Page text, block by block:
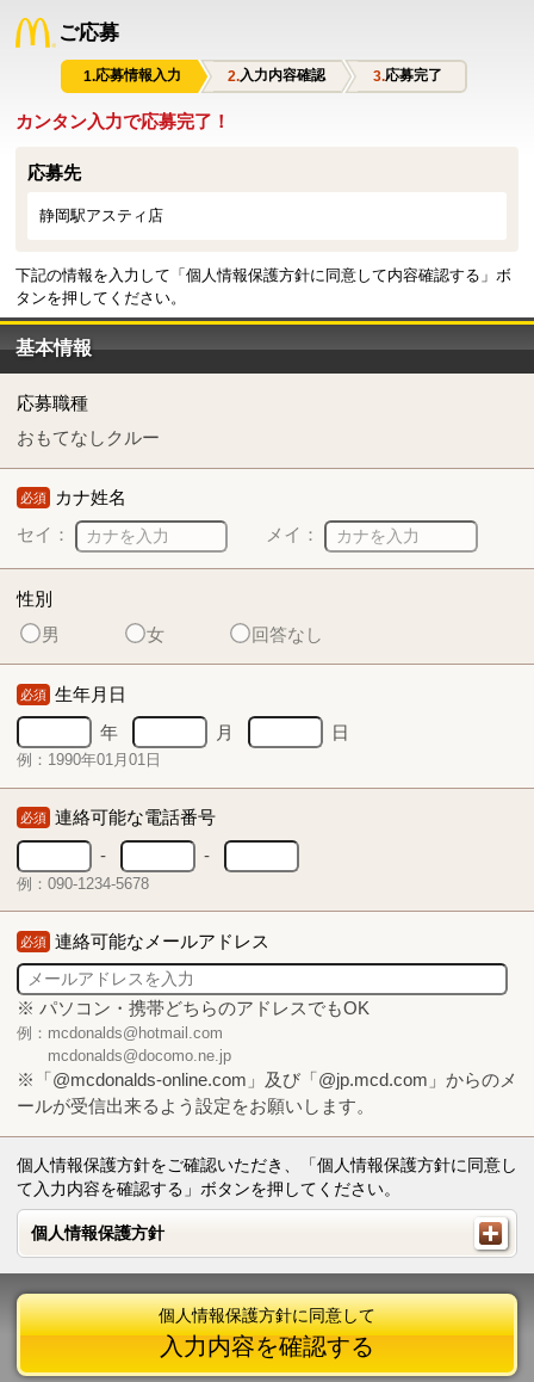
ご応募
応募情報入力 入力内容確認 応募完了
カンタン入力で応募完了！
応募先
静岡駅アスティ店
下記の情報を入力して「個人情報保護方針に同意して内容確認する」ボ
タンを押してください。
基本情報
応募職種
おもてなしクルー
必須 カナ姓名
セイ：
メイ：
性別
男
女 回答なし
必須 生年月日
年
月 日
例：1990年01月01日
必須 連絡可能な電話番号
-
-
例：090-1234-5678
必須 連絡可能なメールアドレス
※ パソコン・携帯どちらのアドレスでもOK
例：mcdonalds@hotmail.com
mcdonalds@docomo.ne.jp
※「@mcdonalds-online.com」及び「@jp.mcd.com」からのメ
ールが受信出来るよう設定をお願いします。
個人情報保護方針をご確認いただき、「個人情報保護方針に同意し
て入力内容を確認する」ボタンを押してください。
個人情報保護方針
個人情報保護方針
個人情報保護方針に同意して
入力内容を確認する